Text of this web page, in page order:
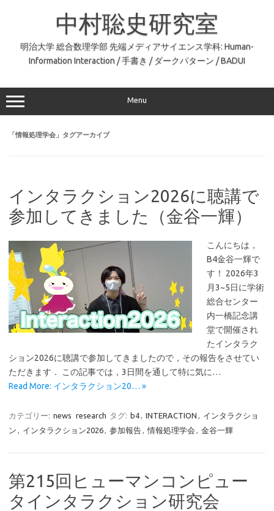
中村聡史研究室
明治大学 総合数理学部 先端メディアサイエンス学科: Human-
Information Interaction / 手書き / ダークパターン / BADUI
Menu
「情報処理学会 」タグアーカイブ
インタラクション2026に聴講で
参加してきました（金谷一輝）
こんにちは，
B4金谷一輝で
す！ 2026年3
月3~5日に学術
総合センター
内一橋記念講
堂で開催され
たインタラク
ション2026に聴講で参加してきましたので，その報告をさせてい
ただきます． この記事では，3日間を通して特に気に…
Read More: インタラクション20… »
カテゴリー: news research タグ: b4, INTERACTION , インタラクショ
ン , インタラクション2026, 参加報告, 情報処理学会 , 金谷一輝
第215回ヒューマンコンピュー
タインタラクション研究会